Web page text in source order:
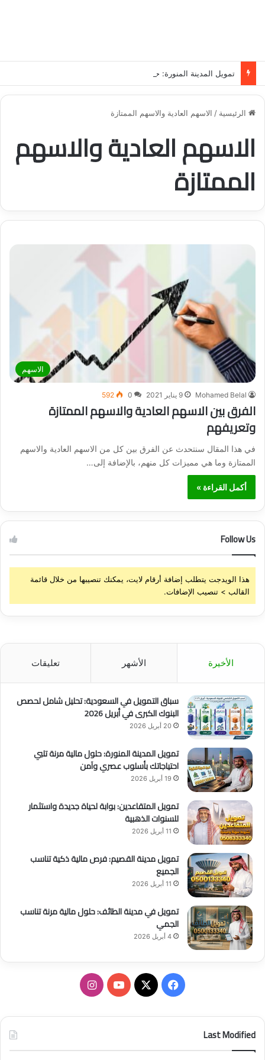
الرئيسية / الاسهم العادية والاسهم الممتازة
الاسهم العادية والاسهم
الممتازة
الاسهم
Mohamed Belal 9 يناير 2021 0
592
الفرق بين الاسهم العادية والاسهم الممتازة
وتعريفهم
في هذا المقال سنتحدث عن الفرق بين كل من الاسهم العادية والاسهم
الممتازة وما هي مميزات كل منهم، بالإضافة إلى…
أكمل القراءة »
Follow Us
هذا الويدجت يتطلب إضافة أرقام لايت، يمكنك تنصيبها من خلال قائمة
القالب > تنصيب الإضافات.
الأخيرة الأشهر تعليقات
سباق التمويل في السعودية: تحليل شامل لحصص
البنوك الكبرى في أبريل 2026
20 أبريل 2026
تمويل المدينة المنورة: حلول مالية مرنة تلبي
احتياجاتك بأسلوب عصري وآمن
19 أبريل 2026
تمويل المتقاعدين: بوابة لحياة جديدة واستثمار
للسنوات الذهبية
11 أبريل 2026
تمويل مدينة القصيم: فرص مالية ذكية تناسب
الجميع
11 أبريل 2026
تمويل في مدينة الطائف: حلول مالية مرنة تناسب
الجمي
4 أبريل 2026
Last Modified